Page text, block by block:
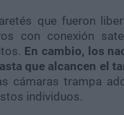
que fueron
con conexión
En cambio, los
que alcancen el
cámaras trampa
individuos.